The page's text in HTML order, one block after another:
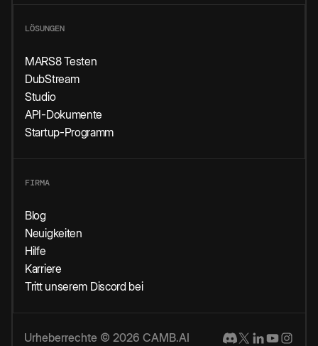
LÖSUNGEN
MARS8 Testen
DubStream
Studio
API-Dokumente
Startup-Programm
FIRMA
Blog
Neuigkeiten
Hilfe
Karriere
Tritt unserem Discord bei
Urheberrechte © 2026 CAMB.AI